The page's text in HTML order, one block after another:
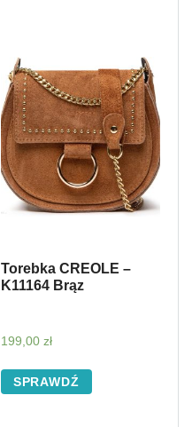
Torebka CREOLE –
K11164 Brąz
199,00 zł
SPRAWDŹ